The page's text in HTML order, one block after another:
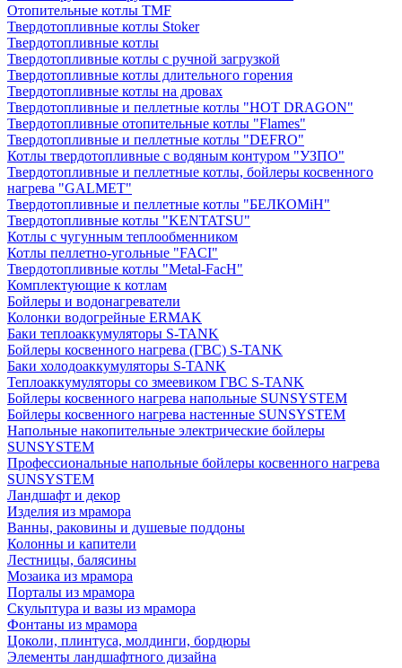
Отопительные котлы TMF
Твердотопливные котлы Stoker
Твердотопливные котлы
Твердотопливные котлы с ручной загрузкой
Твердотопливные котлы длительного горения
Твердотопливные котлы на дровах
Твердотопливные и пеллетные котлы "HOT DRAGON"
Твердотопливные отопительные котлы "Flames"
Твердотопливные и пеллетные котлы "DEFRO"
Котлы твердотопливные с водяным контуром "УЗПО"
Твердотопливные и пеллетные котлы, бойлеры косвенного
нагрева "GALMET"
Твердотопливные и пеллетные котлы "БЕЛКОМiН"
Твердотопливные котлы "KENTATSU"
Котлы с чугунным теплообменником
Котлы пеллетно-угольные "FACI"
Твердотопливные котлы "Metal-FacH"
Комплектующие к котлам
Бойлеры и водонагреватели
Колонки водогрейные ERMAK
Баки теплоаккумуляторы S-TANK
Бойлеры косвенного нагрева (ГВС) S-TANK
Баки холодоаккумуляторы S-TANK
Теплоаккумуляторы со змеевиком ГВС S-TANK
Бойлеры косвенного нагрева напольные SUNSYSTEM
Бойлеры косвенного нагрева настенные SUNSYSTEM
Напольные накопительные электрические бойлеры
SUNSYSTEM
Профессиональные напольные бойлеры косвенного нагрева
SUNSYSTEM
Ландшафт и декор
Изделия из мрамора
Ванны, раковины и душевые поддоны
Колонны и капители
Лестницы, балясины
Мозаика из мрамора
Порталы из мрамора
Скульптура и вазы из мрамора
Фонтаны из мрамора
Цоколи, плинтуса, молдинги, бордюры
Элементы ландшафтного дизайна